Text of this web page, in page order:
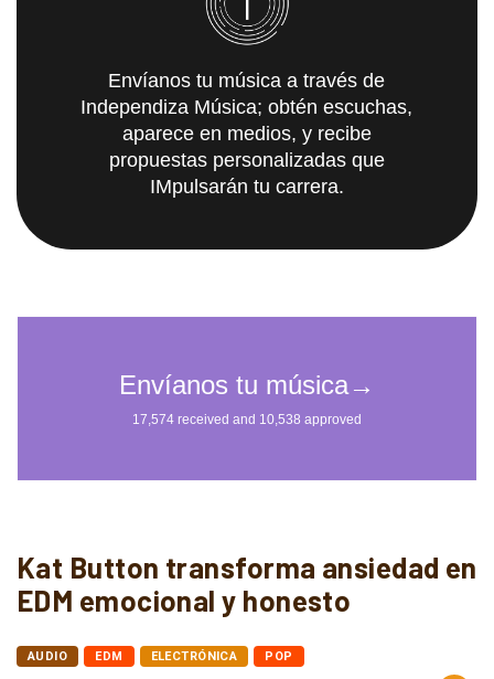
Envíanos tu música a través de
Independiza Música; obtén escuchas,
aparece en medios, y recibe
propuestas personalizadas que
IMpulsarán tu carrera.
Kat Button transforma ansiedad en
EDM emocional y honesto
AUDIO EDM ELECTRÓNICA POP